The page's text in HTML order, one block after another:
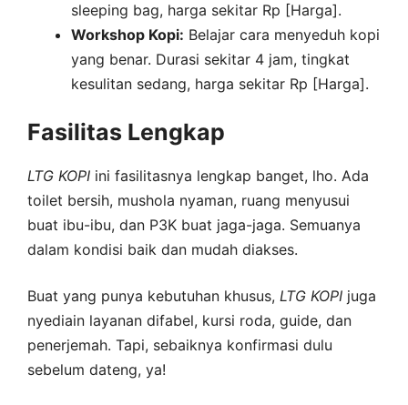
sleeping bag, harga sekitar Rp [Harga].
Workshop Kopi: Belajar cara menyeduh kopi
yang benar. Durasi sekitar 4 jam, tingkat
kesulitan sedang, harga sekitar Rp [Harga].
Fasilitas Lengkap
LTG KOPI ini fasilitasnya lengkap banget, lho. Ada
toilet bersih, mushola nyaman, ruang menyusui
buat ibu-ibu, dan P3K buat jaga-jaga. Semuanya
dalam kondisi baik dan mudah diakses.
Buat yang punya kebutuhan khusus, LTG KOPI juga
nyediain layanan difabel, kursi roda, guide, dan
penerjemah. Tapi, sebaiknya konfirmasi dulu
sebelum dateng, ya!